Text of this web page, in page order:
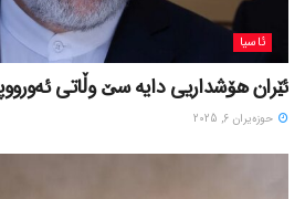
ئاسیا
ئێران هۆشداریی دایە سێ وڵاتی
حوزه‌یران 6, 2025